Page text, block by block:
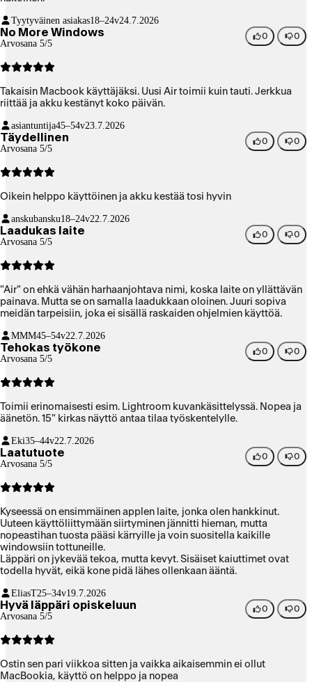
Tyytyväinen asiakas18–24v24.7.2026
No More Windows
Arvosana 5/5
0 0
Takaisin Macbook käyttäjäksi. Uusi Air toimii kuin tauti. Jerkkua
riittää ja akku kestänyt koko päivän.
asiantuntija45–54v23.7.2026
Täydellinen
Arvosana 5/5
0 0
Oikein helppo käyttöinen ja akku kestää tosi hyvin
anskubansku18–24v22.7.2026
Laadukas laite
Arvosana 5/5
0 0
"Air" on ehkä vähän harhaanjohtava nimi, koska laite on yllättävän
painava. Mutta se on samalla laadukkaan oloinen. Juuri sopiva
meidän tarpeisiin, joka ei sisällä raskaiden ohjelmien käyttöä.
MMM45–54v22.7.2026
Tehokas työkone
Arvosana 5/5
0 0
Toimii erinomaisesti esim. Lightroom kuvankäsittelyssä. Nopea ja
äänetön. 15" kirkas näyttö antaa tilaa työskentelylle.
Eki35–44v22.7.2026
Laatutuote
Arvosana 5/5
0 0
Kyseessä on ensimmäinen applen laite, jonka olen hankkinut.
Uuteen käyttöliittymään siirtyminen jännitti hieman, mutta
nopeastihan tuosta pääsi kärryille ja voin suositella kaikille
windowsiin tottuneille.
Läppäri on jykevää tekoa, mutta kevyt. Sisäiset kaiuttimet ovat
todella hyvät, eikä kone pidä lähes ollenkaan ääntä.
EliasT25–34v19.7.2026
Hyvä läppäri opiskeluun
Arvosana 5/5
0 0
Ostin sen pari viikkoa sitten ja vaikka aikaisemmin ei ollut
MacBookia, käyttö on helppo ja nopea